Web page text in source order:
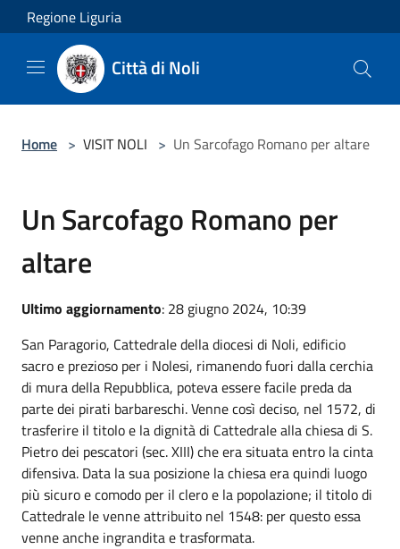
Salta al contenuto principale
Regione Liguria
Città di Noli
Home > VISIT NOLI > Un Sarcofago Romano per altare
Un Sarcofago Romano per
altare
Ultimo aggiornamento: 28 giugno 2024, 10:39
San Paragorio, Cattedrale della diocesi di Noli, edificio
sacro e prezioso per i Nolesi, rimanendo fuori dalla cerchia
di mura della Repubblica, poteva essere facile preda da
parte dei pirati barbareschi. Venne così deciso, nel 1572, di
trasferire il titolo e la dignità di Cattedrale alla chiesa di S.
Pietro dei pescatori (sec. XIII) che era situata entro la cinta
difensiva. Data la sua posizione la chiesa era quindi luogo
più sicuro e comodo per il clero e la popolazione; il titolo di
Cattedrale le venne attribuito nel 1548: per questo essa
venne anche ingrandita e trasformata.